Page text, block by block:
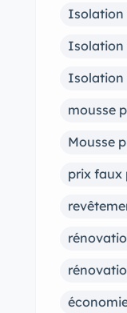
Isolation
Isolation
Isolation
mousse
Mousse
prix faux